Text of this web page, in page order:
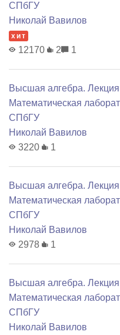
СПбГУ
Николай Вавилов
хит
12170 2 1
Высшая алгебра.
Математичеcкая
СПбГУ
Николай Вавилов
3220
1
Высшая алгебра.
Математичеcкая
СПбГУ
Николай Вавилов
2978
1
Высшая алгебра.
Математичеcкая
СПбГУ
Николай Вавилов